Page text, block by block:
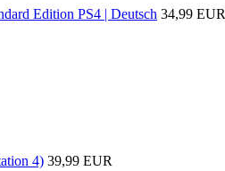
Edition PS4 | Deutsch 34,99 EUR
4) 39,99 EUR